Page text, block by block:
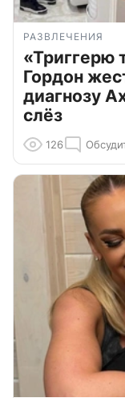
РАЗВЛЕЧЕНИЯ
«Триггерю
Гордон
диагнозу
слёз
126